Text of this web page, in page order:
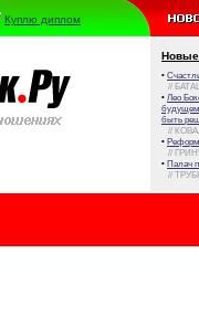
Куплю диплом
Новые
•
//
• Лео
будущем
быть
//
•
//
• Палач
//